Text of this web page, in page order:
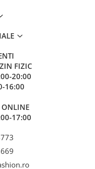
FIZIC
20:00
16:00
ONLINE
17:00